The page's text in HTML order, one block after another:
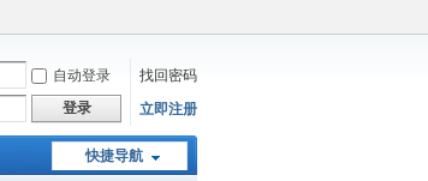
自动登录
找回密码
登录 立即注册
快捷导航